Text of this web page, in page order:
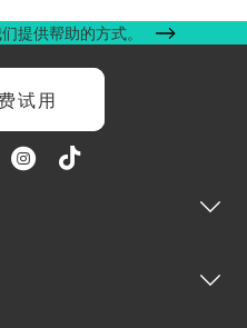
提供帮助的方式。
试用